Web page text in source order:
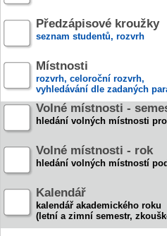
Předzápisové kroužky
seznam studentů, rozvrh
Místnosti
rozvrh, celoroční rozvrh,
vyhledávání dle zadaných
Volné místnosti -
hledání volných místnosti
Volné místnosti - rok
hledání volných místností
Kalendář
kalendář akademického roku
(letní a zimní semestr,